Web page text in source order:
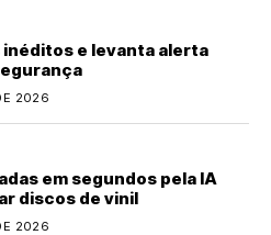
inéditos e levanta alerta
2026
em segundos pela IA
discos de vinil
2026